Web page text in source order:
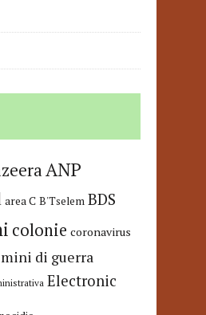
ANP
area C B'Tselem BDS
colonie coronavirus
di guerra
Electronic